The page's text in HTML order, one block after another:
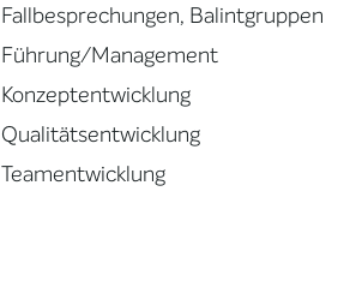
Fallbesprechungen, Balintgruppen
Führung/Management
Konzeptentwicklung
Qualitätsentwicklung
Teamentwicklung